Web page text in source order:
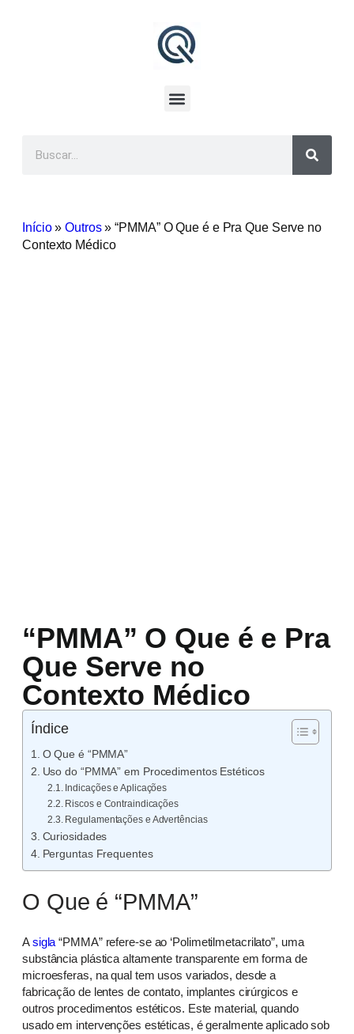
Início»Outros»“PMMA” O Que é e Pra Que Serve no
Contexto Médico
“PMMA” O Que é e Pra
Que Serve no
Contexto Médico
Índice
O Que é “PMMA”
Uso do “PMMA” em Procedimentos Estéticos
Indicações e Aplicações
Riscos e Contraindicações
Regulamentações e Advertências
Curiosidades
Perguntas Frequentes
O Que é “PMMA”
Asigla “PMMA” refere-se ao ‘Polimetilmetacrilato”, uma
substância plástica altamente transparente em forma de
microesferas, na qual tem usos variados, desde a
fabricação de lentes de contato, implantes cirúrgicos e
outros procedimentos estéticos. Este material, quando
usado em intervenções estéticas, é geralmente aplicado sob